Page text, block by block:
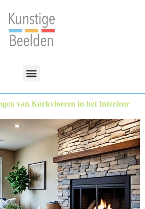
van Kurkvloeren in het Interieur